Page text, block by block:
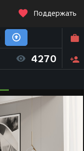
Поддержать
4270